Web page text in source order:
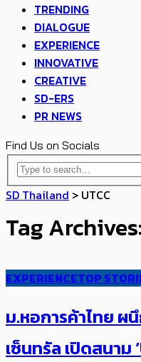
TRENDING
DIALOGUE
EXPERIENCE
INNOVATIVE
CREATIVE
SD-ERS
PR NEWS
Find Us on Socials
SD Thailand > UTCC
Tag
EXPERIENCETOP
ม.หอการค้าไทย ผ
เซ็นทรัล เปิดสนาม